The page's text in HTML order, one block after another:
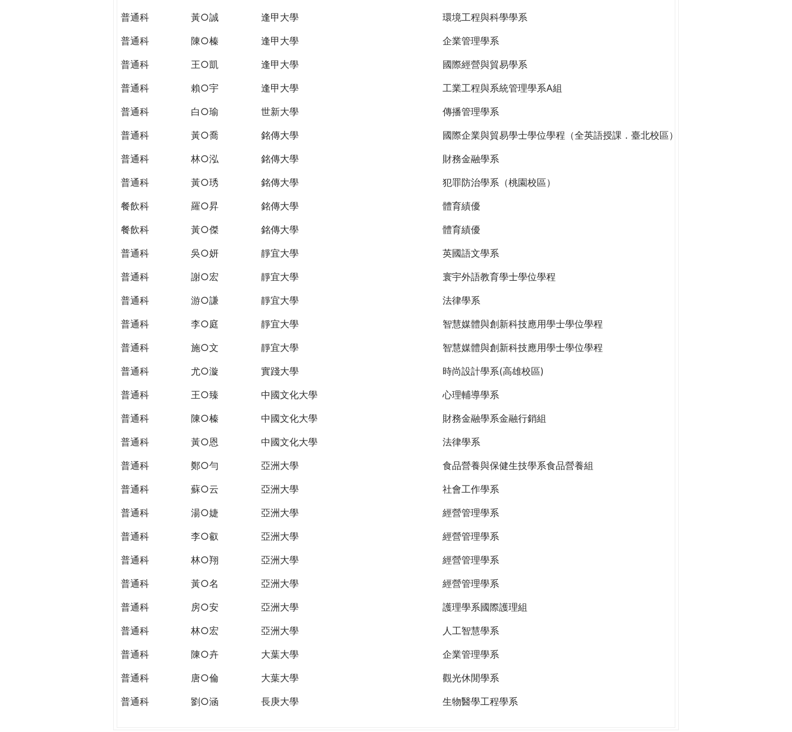
普通科
黃○誠 逢甲大學
環境工程與科學學系
普通科
陳○榛 逢甲大學
企業管理學系
普通科
王○凱 逢甲大學
國際經營與貿易學系
普通科
賴○宇 逢甲大學
工業工程與系統管理學系A組
普通科
白○瑜 世新大學
傳播管理學系
普通科
黃○喬 銘傳大學
國際企業與貿易學士學位學程（全英語授課．臺北校區）
普通科
林○泓 銘傳大學
財務金融學系
普通科
黃○琇 銘傳大學
犯罪防治學系（桃園校區）
餐飲科
羅○昇 銘傳大學
體育績優
餐飲科
黃○傑 銘傳大學
體育績優
普通科
吳○妍 靜宜大學
英國語文學系
普通科
謝○宏 靜宜大學
寰宇外語教育學士學位學程
普通科
游○謙 靜宜大學
法律學系
普通科
李○庭 靜宜大學
智慧媒體與創新科技應用學士學位學程
普通科
施○文 靜宜大學
智慧媒體與創新科技應用學士學位學程
普通科
尤○漩 實踐大學
時尚設計學系(高雄校區)
普通科
王○臻 中國文化大學
心理輔導學系
普通科
陳○榛 中國文化大學
財務金融學系金融行銷組
普通科
黃○恩 中國文化大學
法律學系
普通科
鄭○勻 亞洲大學
食品營養與保健生技學系食品營養組
普通科
蘇○云 亞洲大學
社會工作學系
普通科
湯○婕 亞洲大學
經營管理學系
普通科
李○叡 亞洲大學
經營管理學系
普通科
林○翔 亞洲大學
經營管理學系
普通科
黃○名 亞洲大學
經營管理學系
普通科
房○安 亞洲大學
護理學系國際護理組
普通科
林○宏 亞洲大學
人工智慧學系
普通科
陳○卉 大葉大學
企業管理學系
普通科
唐○倫 大葉大學
觀光休閒學系
普通科
劉○涵 長庚大學 生物醫學工程學系